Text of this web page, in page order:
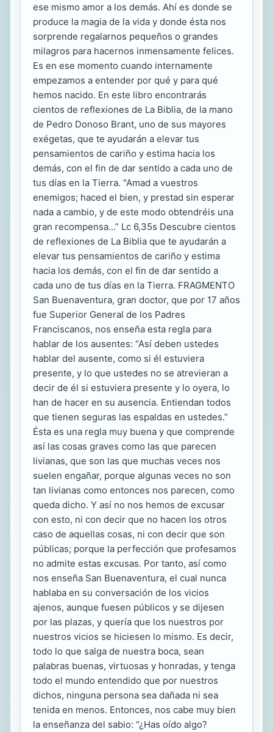
ese mismo amor a los demás. Ahí es donde se
produce la magia de la vida y donde ésta nos
sorprende regalarnos pequeños o grandes
milagros para hacernos inmensamente felices.
Es en ese momento cuando internamente
empezamos a entender por qué y para qué
hemos nacido. En este libro encontrarás
cientos de reflexiones de La Biblia, de la mano
de Pedro Donoso Brant, uno de sus mayores
exégetas, que te ayudarán a elevar tus
pensamientos de cariño y estima hacia los
demás, con el fin de dar sentido a cada uno de
tus días en la Tierra. "Amad a vuestros
enemigos; haced el bien, y prestad sin esperar
nada a cambio, y de este modo obtendréis una
gran recompensa...” Lc 6,35s Descubre cientos
de reflexiones de La Biblia que te ayudarán a
elevar tus pensamientos de cariño y estima
hacia los demás, con el fin de dar sentido a
cada uno de tus días en la Tierra. FRAGMENTO
San Buenaventura, gran doctor, que por 17 años
fue Superior General de los Padres
Franciscanos, nos enseña esta regla para
hablar de los ausentes: “Así deben ustedes
hablar del ausente, como si él estuviera
presente, y lo que ustedes no se atrevieran a
decir de él si estuviera presente y lo oyera, lo
han de hacer en su ausencia. Entiendan todos
que tienen seguras las espaldas en ustedes.”
Ésta es una regla muy buena y que comprende
así las cosas graves como las que parecen
livianas, que son las que muchas veces nos
suelen engañar, porque algunas veces no son
tan livianas como entonces nos parecen, como
queda dicho. Y así no nos hemos de excusar
con esto, ni con decir que no hacen los otros
caso de aquellas cosas, ni con decir que son
públicas; porque la perfección que profesamos
no admite estas excusas. Por tanto, así como
nos enseña San Buenaventura, el cual nunca
hablaba en su conversación de los vicios
ajenos, aunque fuesen públicos y se dijesen
por las plazas, y quería que los nuestros por
nuestros vicios se hiciesen lo mismo. Es decir,
todo lo que salga de nuestra boca, sean
palabras buenas, virtuosas y honradas, y tenga
todo el mundo entendido que por nuestros
dichos, ninguna persona sea dañada ni sea
tenida en menos. Entonces, nos cabe muy bien
la enseñanza del sabio: “¿Has oído algo?